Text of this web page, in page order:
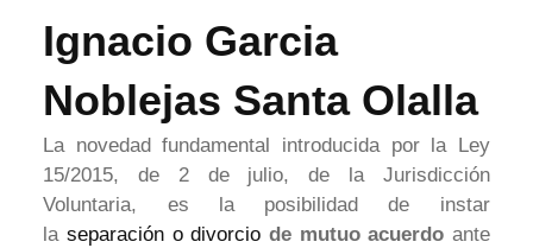
Ignacio Garcia
Noblejas Santa Olalla
La novedad fundamental introducida por la Ley
15/2015, de 2 de julio, de la Jurisdicción
Voluntaria, es la posibilidad de instar
la separación odivorcio de mutuo acuerdo ante